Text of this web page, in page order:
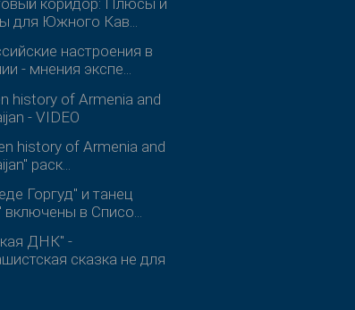
коридор: Плюсы и
для Южного Кав...
настроения в
- мнения экспе...
history of Armenia and
- VIDEO
history of Armenia and
раск...
Горгуд" и танец
включены в Списо...
ДНК" -
сказка не для